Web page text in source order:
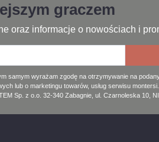
graczem
oraz informacje o nowościach i
samym wyrażam zgodę na otrzymywanie na
lub o marketingu towarów, usług serwisu
Sp. z o.o. 32-340 Zabagnie, ul. Czarnoleska 10,